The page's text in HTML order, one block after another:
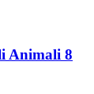
Animali 8